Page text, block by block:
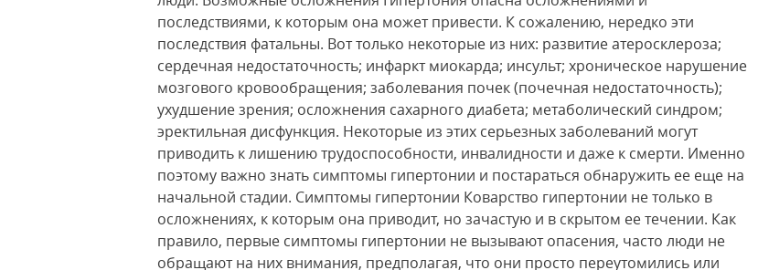
последствиями, к которым она может привести. К сожалению, нередко эти
последствия фатальны. Вот только некоторые из них: развитие атеросклероза;
сердечная недостаточность; инфаркт миокарда; инсульт; хроническое нарушение
мозгового кровообращения; заболевания почек (почечная недостаточность);
ухудшение зрения; осложнения сахарного диабета; метаболический синдром;
эректильная дисфункция. Некоторые из этих серьезных заболеваний могут
приводить к лишению трудоспособности, инвалидности и даже к смерти. Именно
поэтому важно знать симптомы гипертонии и постараться обнаружить ее еще на
начальной стадии. Симптомы гипертонии Коварство гипертонии не только в
осложнениях, к которым она приводит, но зачастую и в скрытом ее течении. Как
правило, первые симптомы гипертонии не вызывают опасения, часто люди не
обращают на них внимания, предполагая, что они просто переутомились или